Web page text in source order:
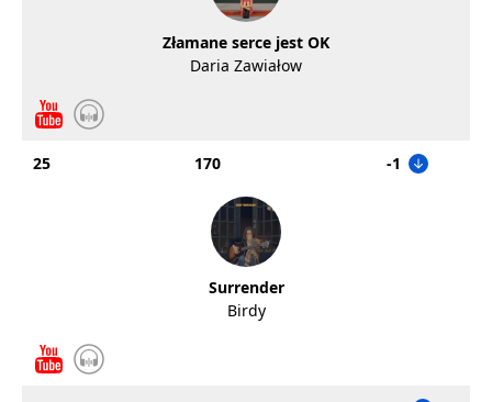
Złamane serce jest OK
Daria Zawiałow
25 170 -1
Surrender
Birdy